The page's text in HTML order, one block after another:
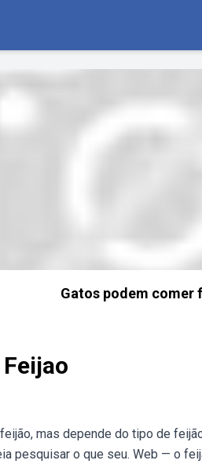
Gatos podem comer
mas depende do tipo de
pesquisar o que seu. Web — ‍o